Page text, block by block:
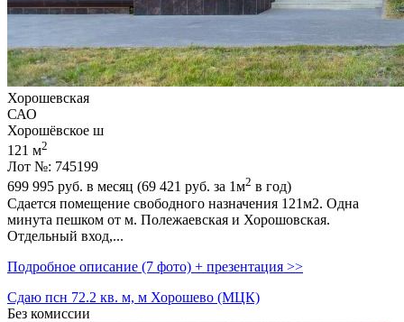
Хорошевская
САО
Хорошёвское ш
121 м2
Лот №: 745199
699 995 руб. в месяц (69 421 руб. за 1м2 в год)
Сдается помещение свободного назначения 121м2. Одна
минута пешком от м. Полежаевская и Хорошовская.
Отдельный вход,­...
Подробное описание (7 фото) + презентация >>
Сдаю псн 72.2 кв. м, м Хорошево (МЦК)
Без комиссии